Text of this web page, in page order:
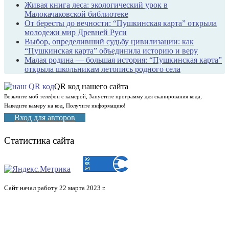
Живая книга леса: экологический урок в
Малокачаковской библиотеке
От бересты до вечности: “Пушкинская карта” открыла
молодежи мир Древней Руси
Выбор, определивший судьбу цивилизации: как
“Пушкинская карта” объединила историю и веру
Малая родина — большая история: “Пушкинская карта”
открыла школьникам летопись родного села
QR код нашего сайта
Возьмите моб телефон с камерой, Запустите программу для сканирования кода,
Наведите камеру на код, Получите информацию!
Вход для авторов
Статистика сайта
Сайт начал работу 22 марта 2023 г.